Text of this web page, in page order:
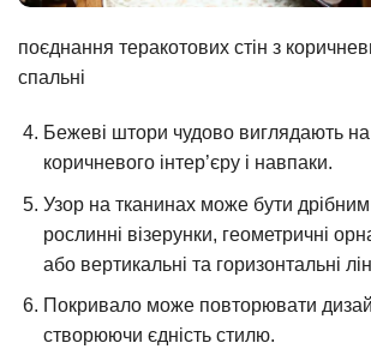
поєднання теракотових стін з
спальні
Бежеві штори чудово виглядають
коричневого інтер’єру і навпаки.
Узор на тканинах може бути
рослинні візерунки, геометричні
або вертикальні та горизонтальні
Покривало може повторювати
створюючи єдність стилю.